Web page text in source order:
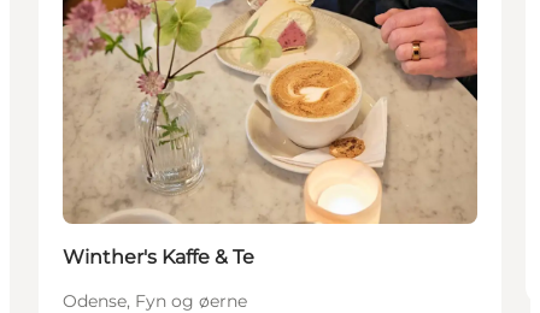
Winther's Kaffe & Te
Odense, Fyn og øerne